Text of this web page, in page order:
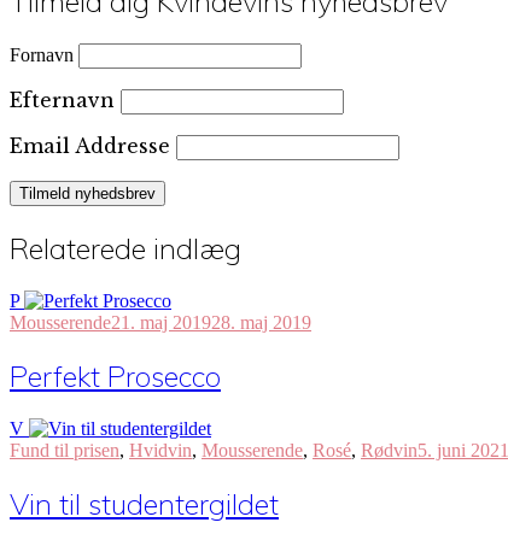
Fornavn
Efternavn
Email Addresse
Relaterede indlæg
P
Mousserende21. maj 201928. maj 2019
Perfekt Prosecco
V
Fund til prisen, Hvidvin, Mousserende, Rosé, Rødvin5. juni 2021
Vin til studentergildet